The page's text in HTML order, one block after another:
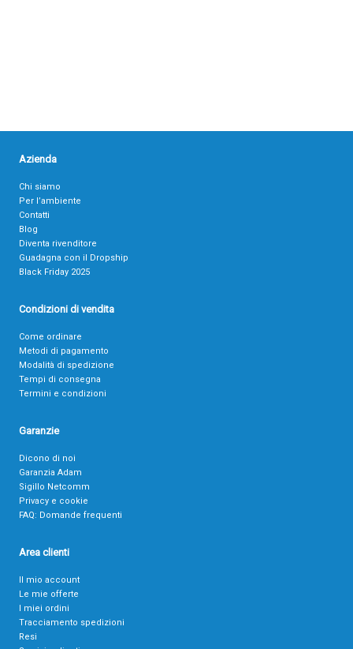
Azienda
Chi siamo
Per l’ambiente
Contatti
Blog
Diventa rivenditore
Guadagna con il Dropship
Black Friday 2025
Condizioni di vendita
Come ordinare
Metodi di pagamento
Modalità di spedizione
Tempi di consegna
Termini e condizioni
Garanzie
Dicono di noi
Garanzia Adam
Sigillo Netcomm
Privacy e cookie
FAQ: Domande frequenti
Area clienti
Il mio account
Le mie offerte
I miei ordini
Tracciamento spedizioni
Resi